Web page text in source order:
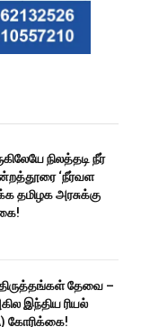
நிலத்தடி நீர்
‘நீர்வள
தமிழக அரசுக்கு
தேவை –
இந்திய ரியல்
கோரிக்கை!